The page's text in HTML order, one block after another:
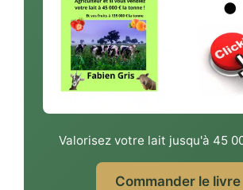
Valorisez votre lait jusqu'à 45
Commander le livre